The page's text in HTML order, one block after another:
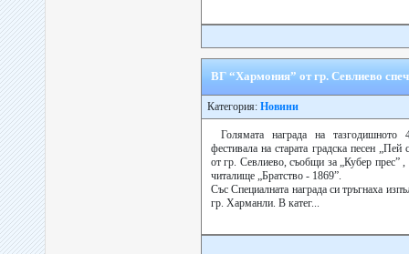
ВГ “Хармония” от гр. Севлиево
Категория: Новини
Голямата награда на тазгодишното
фестивала на старата градска песен
от гр. Севлиево, съобщи за „Кубер прес”
читалище „Братство - 1869”.
Със Специалната награда си тръгнаха
гр. Харманли. В катег...